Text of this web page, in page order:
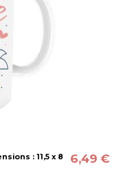
: 11,5 x 8
6,49 €